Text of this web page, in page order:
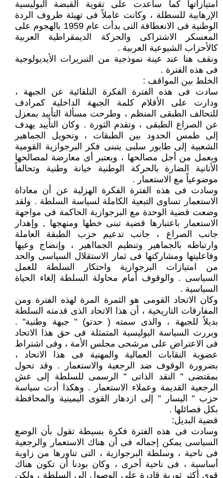
امتيازاتها كما ساعدت على تقوية القبضة البوليسية
الإرهابية للسطلة ، وكانت عاملاً فى تهيئة ظروف الردة
الوطنية فى الانعطافة التى بدأت عام 1959 بالهجوم على
المعسكر الاشتراكى والحركة الديمقراطية العربية
كالأحزاب الشيوعية العربية .
ونقف هنا عند عينة نموذجية من التبريرات الأيديولوجية
فى هذه الفترة .
الخلط بين المواقف :
سادت فى هذه الفترة الفكرة التلقائية عن الجبهة ،
ودارت على الأقلام كلمة الجبهة الداخلية كمرادف
للتحالف الطبقى المنظم ، وطرحت مسألة التأييد بمعزل
عن الصراع الطبقى ، وتقدم الثورة . وكان التأييد يهدف
إلى طمس الحدود بين الطبقات ، وتحويل الجماهير
الشعبية إلى طابور سلبى يتبنى فكر البرجوازية القومية
ويعمل من أجل مصالحها ، ويعتبر أى معارضة لمصالحها
الأنانية الضارة بالحركة الوطنية خيانة وطنية وتحالفاً
موضوعياً مع الاستعمار .
وسادت فى هذه الفترة الفكرة الهزلية عن أن معاداة
الاستعمار تساوى التبعية الكاملة لسياسة السلطة . ولقد
وضعت قضية الوحدة مع البرجوازية الحاكمة فى مواجهة
الاستعمار باعتبارها قضية تبنى خطها ومنهجها , وإهدار
جانب الصراع ، جانب تدعيم حزب الطبقة العاملة
وارتباطه بالجماهير وتنظيم الجمااهير ، وإنضاج وعيها
وفاعليتها ومشاركتها فى ثمار الاستقلال السياسى والحد
من امتيازات البرجوازية واحتكار السلطة للعمل
السياسى . والوقوف أمام محاولة السلطة إلغاء الحياة
السياسية .
وكان الاتحاد القومى هو الثمرة المرة لهذه الفترة ومن
المفارقات التاريخية ، أن هذا الاتحاد الذى قدمته السلطة
بديلاً للجبهة ، والذى سمته ( حدتو) " جبهة وطنية" .
وبررت السياسة البوليسية المتمثلة فى حق هذا الاتحاد
فى الاعتراض على مرشحى مجلس الأمة ، وفى اشتراط
عضوية النقابات العمالية والمهنية فى هذا الاتحاد ،
بضرورة الوقوف ضد الرجعية والاستعمار . وقد تحول
بمقتضى " النقد الذاتى " الرسمى للسلطة إلى عش
الرجعية القديمة وعملاء الاستعمار . وهكذا أدت سياسة
حزب " اليسار " إلى ازدهار القوى اليمينية والمحافظة
بكل فصائلها .
قضية البديل:
وسادت فى هذه الفترة فكرة بسيطة تقول بأن الوضع
السياسى يمكن إجماله فى أن هناك الاستعمار والرجعية
فى ناحية ، وسلطة البرجوازية ، التى تناورها من زاوية
أساسية ، فى ناحية أخرى ، وكان بودنا أن تكون هناك
قوى أكثر ثورية قادرة على الوصول إلى السلطة ، ولكن